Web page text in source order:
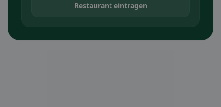
Restaurant eintragen